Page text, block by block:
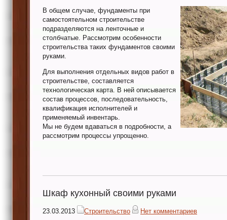
В общем случае, фундаменты при
самостоятельном строительстве
подразделяются на ленточные и
столбчатые. Рассмотрим особенности
строительства таких фундаментов своими
руками.
Для выполнения отдельных видов работ в
строительстве, составляется
технологическая карта. В ней описывается
состав процессов, последовательность,
квалификация исполнителей и
применяемый инвентарь.
Мы не будем вдаваться в подробности, а
рассмотрим процессы упрощенно.
Шкаф кухонный своими руками
23.03.2013 Строительство Нет комментариев